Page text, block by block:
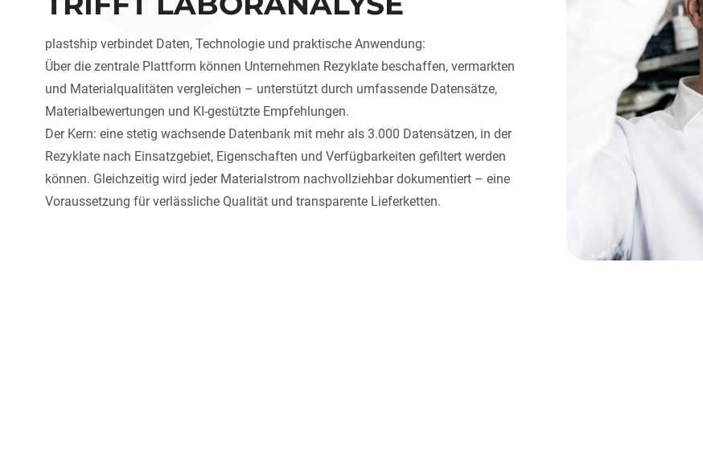
plastship verbindet Daten, Technologie und praktische Anwendung:
Über die zentrale Plattform können Unternehmen Rezyklate beschaffen, vermarkten
und Materialqualitäten vergleichen – unterstützt durch umfassende Datensätze,
Materialbewertungen und KI-gestützte Empfehlungen.
Der Kern: eine stetig wachsende Datenbank mit mehr als 3.000 Datensätzen, in der
Rezyklate nach Einsatzgebiet, Eigenschaften und Verfügbarkeiten gefiltert werden
können. Gleichzeitig wird jeder Materialstrom nachvollziehbar dokumentiert – eine
Voraussetzung für verlässliche Qualität und transparente Lieferketten.